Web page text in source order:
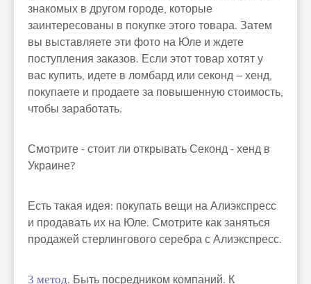
знакомых в другом городе, которые
заинтересованы в покупке этого товара. Затем
вы выставляете эти фото на Юле и ждете
поступления заказов. Если этот товар хотят у
вас купить, идете в ломбард или секонд – хенд,
покупаете и продаете за повышенную стоимость,
чтобы заработать.
Смотрите - стоит ли открывать Секонд - хенд в
Украине?
Есть такая идея: покупать вещи на Алиэкспресс
и продавать их на Юле. Смотрите как заняться
продажей стерлингового серебра с Алиэкспресс.
3 метод. Быть посредником компаний. К